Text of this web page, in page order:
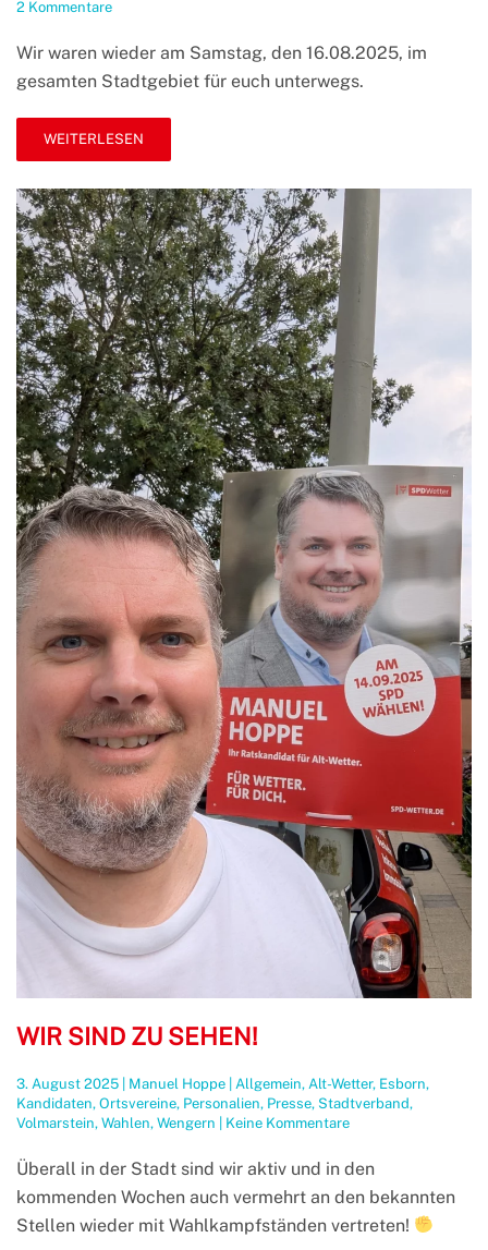
2 Kommentarezu
waren
Euch
Wir waren wieder am Samstag, den 16.08.2025, im
gesamten Stadtgebiet für euch unterwegs.
WEITERLESEN
WIR SIND ZU SEHEN!
3. August 2025 Manuel Hoppe Allgemein, Alt-Wetter, Esborn,
Kandidaten, Ortsvereine, Personalien, Presse, Stadtverband,
Volmarstein, Wahlen, Wengern Keine Kommentarezu
sind
sehen!
Überall in der Stadt sind wir aktiv und in den
kommenden Wochen auch vermehrt an den bekannten
Stellen wieder mit Wahlkampfständen vertreten!